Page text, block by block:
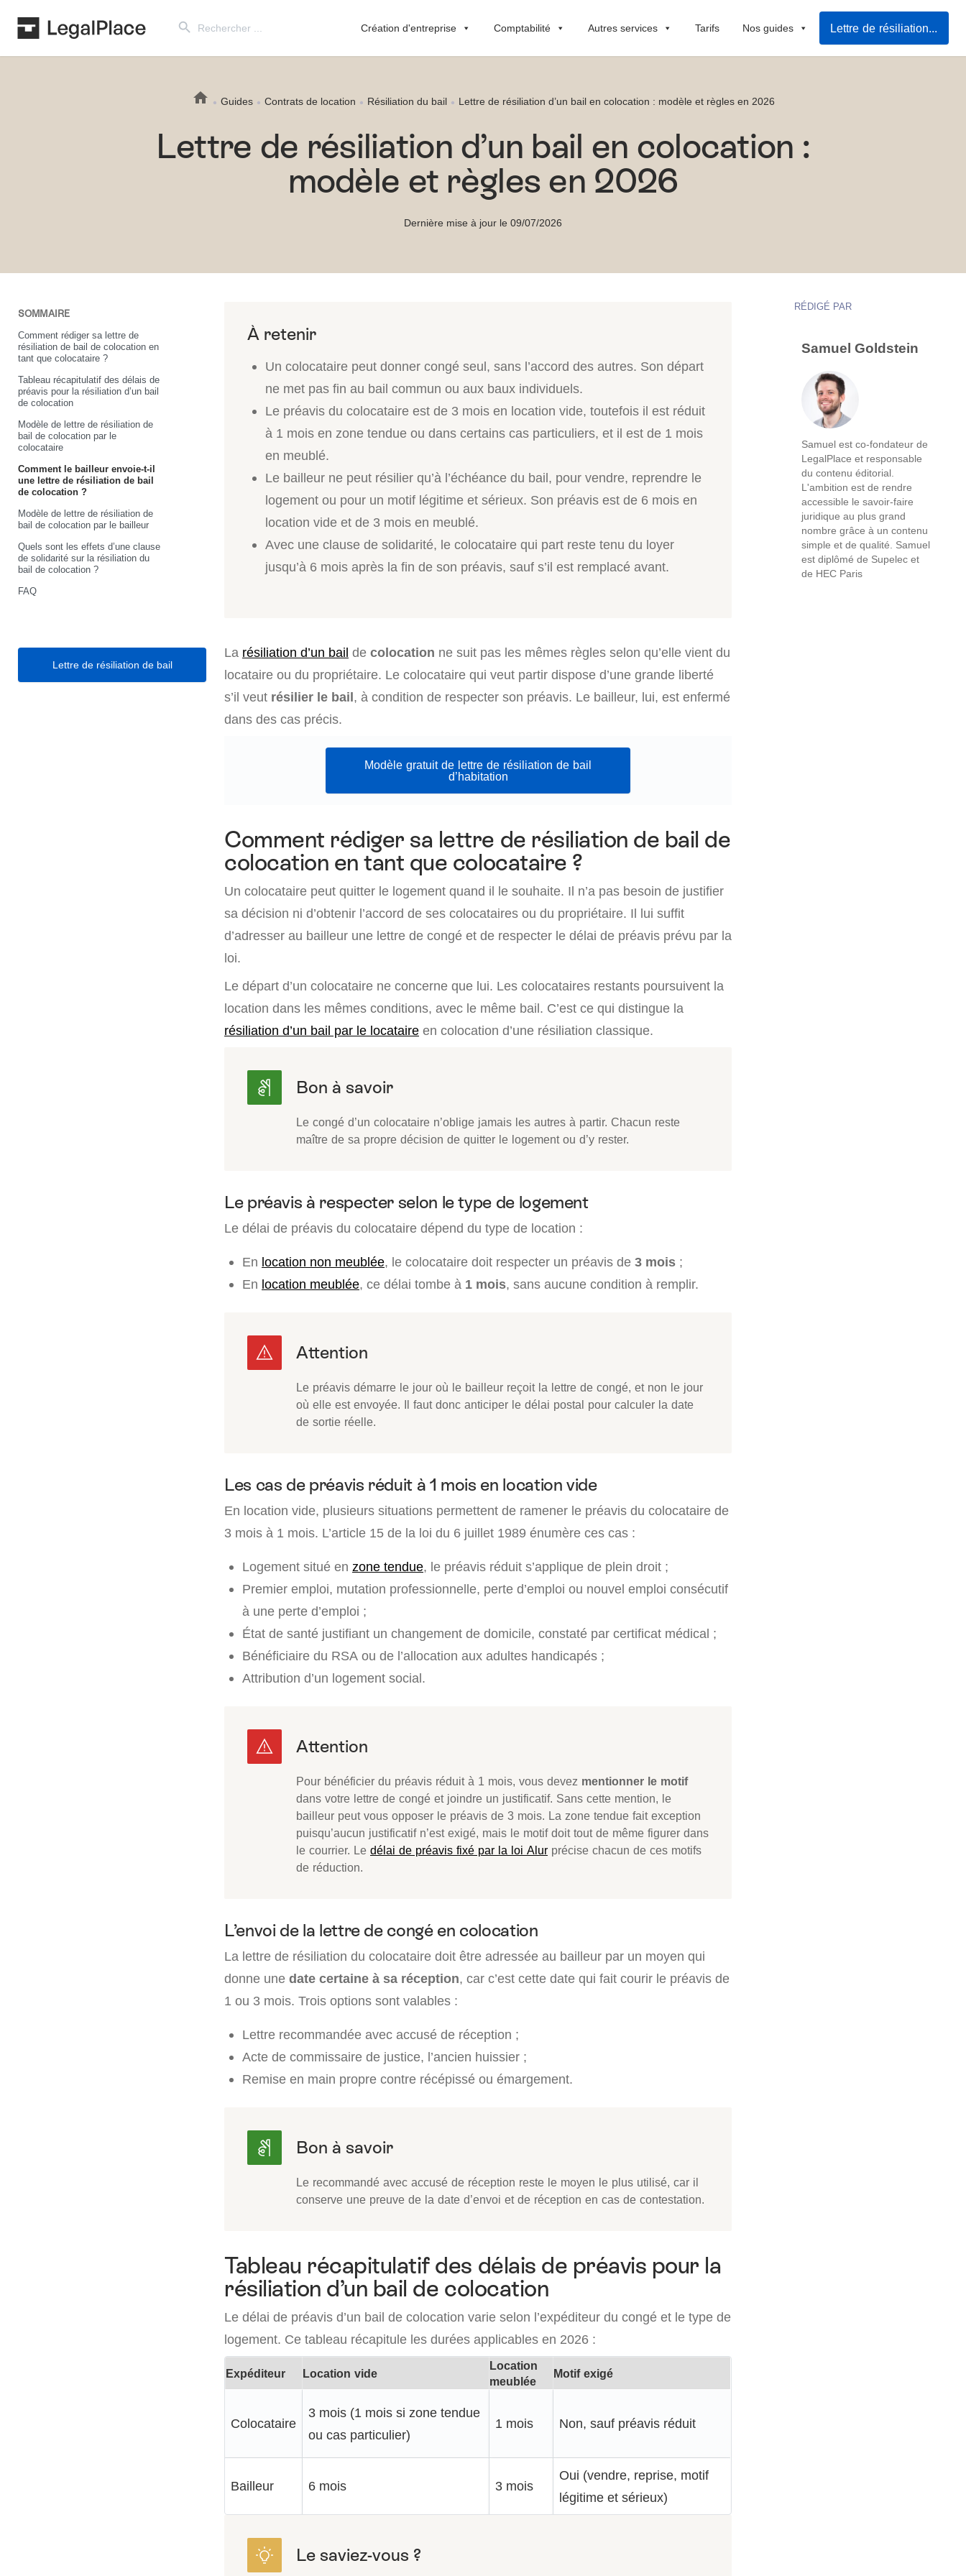
for:
Création d'entreprise Comptabilité Autres services Tarifs Nos guides Lettre de résiliation de bail
Guides Contrats de location Résiliation du bail Lettre de résiliation d’un bail en colocation : modèle et règles en 2026
Lettre de résiliation d’un bail en colocation :
modèle et règles en 2026
Dernière mise à jour le 09/07/2026
SOMMAIRE
Comment rédiger sa lettre de
résiliation de bail de colocation en
tant que colocataire ?
Tableau récapitulatif des délais de
préavis pour la résiliation d’un bail
de colocation
Modèle de lettre de résiliation de
bail de colocation par le
colocataire
Comment le bailleur envoie-t-il
une lettre de résiliation de bail
de colocation ?
Modèle de lettre de résiliation de
bail de colocation par le bailleur
Quels sont les effets d’une clause
de solidarité sur la résiliation du
bail de colocation ?
FAQ
Lettre de résiliation de bail
Un colocataire peut donner congé seul, sans l’accord des autres. Son départ
ne met pas fin au bail commun ou aux baux individuels.
Le préavis du colocataire est de 3 mois en location vide, toutefois il est réduit
à 1 mois en zone tendue ou dans certains cas particuliers, et il est de 1 mois
en meublé.
Le bailleur ne peut résilier qu’à l’échéance du bail, pour vendre, reprendre le
logement ou pour un motif légitime et sérieux. Son préavis est de 6 mois en
location vide et de 3 mois en meublé.
Avec une clause de solidarité, le colocataire qui part reste tenu du loyer
jusqu’à 6 mois après la fin de son préavis, sauf s’il est remplacé avant.
La résiliation d’un bail de colocation ne suit pas les mêmes règles selon qu’elle vient du
locataire ou du propriétaire. Le colocataire qui veut partir dispose d’une grande liberté
s’il veut résilier le bail, à condition de respecter son préavis. Le bailleur, lui, est enfermé
dans des cas précis.
Modèle gratuit de lettre de résiliation de bail
d’habitation
Comment rédiger sa lettre de résiliation de bail de
colocation en tant que colocataire ?
Un colocataire peut quitter le logement quand il le souhaite. Il n’a pas besoin de justifier
sa décision ni d’obtenir l’accord de ses colocataires ou du propriétaire. Il lui suffit
d’adresser au bailleur une lettre de congé et de respecter le délai de préavis prévu par la
loi.
Le départ d’un colocataire ne concerne que lui. Les colocataires restants poursuivent la
location dans les mêmes conditions, avec le même bail. C’est ce qui distingue la
résiliation d’un bail par le locataire en colocation d’une résiliation classique.
Le congé d’un colocataire n’oblige jamais les autres à partir. Chacun reste
maître de sa propre décision de quitter le logement ou d’y rester.
Le préavis à respecter selon le type de logement
Le délai de préavis du colocataire dépend du type de location :
En location non meublée, le colocataire doit respecter un préavis de 3 mois ;
En location meublée, ce délai tombe à 1 mois, sans aucune condition à remplir.
Le préavis démarre le jour où le bailleur reçoit la lettre de congé, et non le jour
où elle est envoyée. Il faut donc anticiper le délai postal pour calculer la date
de sortie réelle.
Les cas de préavis réduit à 1 mois en location vide
En location vide, plusieurs situations permettent de ramener le préavis du colocataire de
3 mois à 1 mois. L’article 15 de la loi du 6 juillet 1989 énumère ces cas :
Logement situé en zone tendue, le préavis réduit s’applique de plein droit ;
Premier emploi, mutation professionnelle, perte d’emploi ou nouvel emploi consécutif
à une perte d’emploi ;
État de santé justifiant un changement de domicile, constaté par certificat médical ;
Bénéficiaire du RSA ou de l’allocation aux adultes handicapés ;
Attribution d’un logement social.
Pour bénéficier du préavis réduit à 1 mois, vous devez mentionner le motif
dans votre lettre de congé et joindre un justificatif. Sans cette mention, le
bailleur peut vous opposer le préavis de 3 mois. La zone tendue fait exception
puisqu’aucun justificatif n’est exigé, mais le motif doit tout de même figurer dans
le courrier. Le délai de préavis fixé par la loi Alur précise chacun de ces motifs
de réduction.
L’envoi de la lettre de congé en colocation
La lettre de résiliation du colocataire doit être adressée au bailleur par un moyen qui
donne une date certaine à sa réception, car c’est cette date qui fait courir le préavis de
1 ou 3 mois. Trois options sont valables :
Lettre recommandée avec accusé de réception ;
Acte de commissaire de justice, l’ancien huissier ;
Remise en main propre contre récépissé ou émargement.
Le recommandé avec accusé de réception reste le moyen le plus utilisé, car il
conserve une preuve de la date d’envoi et de réception en cas de contestation.
Tableau récapitulatif des délais de préavis pour la
résiliation d’un bail de colocation
Le délai de préavis d’un bail de colocation varie selon l’expéditeur du congé et le type de
logement. Ce tableau récapitule les durées applicables en 2026 :
Expéditeur Location vide
Location
meublée
Motif exigé
Colocataire
3 mois (1 mois si zone tendue
ou cas particulier)
1 mois Non, sauf préavis réduit
Bailleur 6 mois 3 mois
Oui (vendre, reprise, motif
légitime et sérieux)
RÉDIGÉ PAR
Samuel Goldstein
Samuel est co-fondateur de
LegalPlace et responsable
du contenu éditorial.
L'ambition est de rendre
accessible le savoir-faire
juridique au plus grand
nombre grâce à un contenu
simple et de qualité. Samuel
est diplômé de Supelec et
de HEC Paris